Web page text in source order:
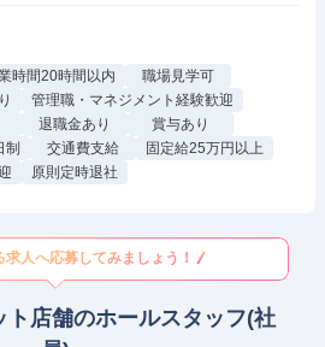
時間20時間以内
職場見学可
管理職・マネジメント経験歓迎
退職金あり
賞与あり
制 交通費支給
固定給25万円以上
原則定時退社
求人へ応募してみましょう！
ト店舗のホールスタッフ(社